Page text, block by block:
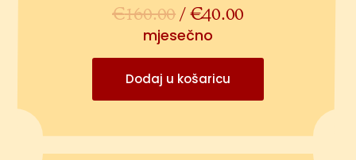
€160.00/€40.00
mjesečno
Dodaj u košaricu